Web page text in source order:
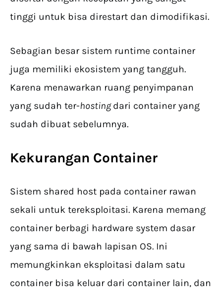
tinggi untuk bisa direstart dan dimodifikasi.
Sebagian besar sistem runtime container
juga memiliki ekosistem yang tangguh.
Karena menawarkan ruang penyimpanan
yang sudah ter-hostingdari container yang
sudah dibuat sebelumnya.
Kekurangan Container
Sistem shared host pada container rawan
sekali untuk tereksploitasi. Karena memang
container berbagi hardware system dasar
yang sama di bawah lapisan OS. Ini
memungkinkan eksploitasi dalam satu
container bisa keluar dari container lain, dan